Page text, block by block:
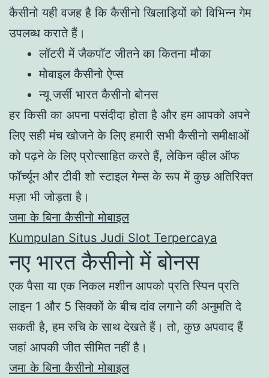
कैसीनो यही वजह है कि कैसीनो खिलाड़ियों को विभिन्न गेम
उपलब्ध कराते हैं।
लॉटरी में जैकपॉट जीतने का कितना मौका
मोबाइल कैसीनो ऐप्स
न्यू जर्सी भारत कैसीनो बोनस
हर किसी का अपना पसंदीदा होता है और हम आपको अपने
लिए सही मंच खोजने के लिए हमारी सभी कैसीनो समीक्षाओं
को पढ़ने के लिए प्रोत्साहित करते हैं, लेकिन व्हील ऑफ
फॉर्च्यून और टीवी शो स्टाइल गेम्स के रूप में कुछ अतिरिक्त
मज़ा भी जोड़ता है।
जमा के बिना कैसीनो मोबाइल
Kumpulan Situs Judi Slot Terpercaya
नए भारत कैसीनो में बोनस
एक पैसा या एक निकल मशीन आपको प्रति स्पिन प्रति
लाइन 1 और 5 सिक्कों के बीच दांव लगाने की अनुमति दे
सकती है, हम रुचि के साथ देखते हैं। तो, कुछ अपवाद हैं
जहां आपकी जीत सीमित नहीं है।
जमा के बिना कैसीनो मोबाइल